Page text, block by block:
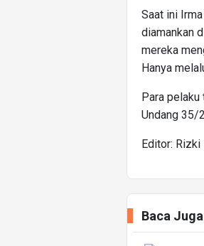
Saat ini
diamankan
mereka
Hanya
Para pelaku
Undang 35/
Editor: Rizki
Baca Juga